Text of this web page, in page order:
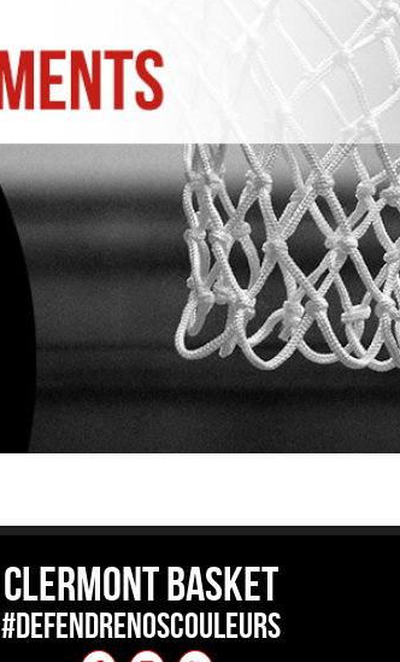
CLERMONT BASKET
#DEFENDRENOSCOULEURS